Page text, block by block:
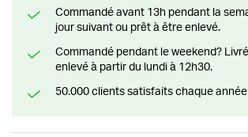
Commandé avant 13h pendant la semaine? Livré le
jour suivant ou prêt à être enlevé.
Commandé pendant le weekend? Livré ou prêt à être
enlevé à partir du lundi à 12h30.
50.000 clients satisfaits chaque année